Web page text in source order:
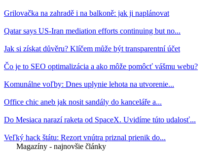
Grilovačka na zahradě i na balkoně: jak ji naplánovat
Qatar says US-Iran mediation efforts continuing but no...
Jak si získat důvěru? Klíčem může být transparentní účet
Čo je to SEO optimalizácia a ako môže pomôcť vášmu webu?
Komunálne voľby: Dnes uplynie lehota na utvorenie...
Office chic aneb jak nosit sandály do kanceláře a...
Do Mesiaca narazí raketa od SpaceX. Uvidíme túto udalosť...
Veľký hack štátu: Rezort vnútra priznal prienik do...
Magazíny - najnovšie články